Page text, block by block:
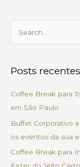
q
p
Posts recentes
Coffee Break para
em São Paulo
Buffet Corporativo
os eventos da sua
Coffee Break para